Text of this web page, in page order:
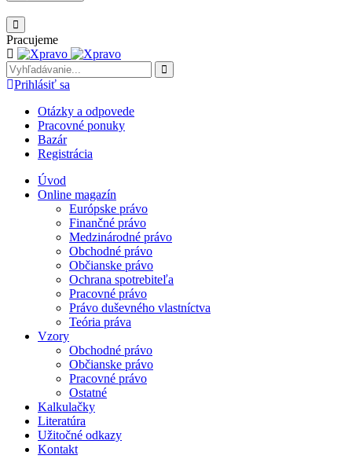
Pracujeme
Prihlásiť sa
Otázky a odpovede
Pracovné ponuky
Bazár
Registrácia
Úvod
Online magazín
Európske právo
Finančné právo
Medzinárodné právo
Obchodné právo
Občianske právo
Ochrana spotrebiteľa
Pracovné právo
Právo duševného vlastníctva
Teória práva
Vzory
Obchodné právo
Občianske právo
Pracovné právo
Ostatné
Kalkulačky
Literatúra
Užitočné odkazy
Kontakt